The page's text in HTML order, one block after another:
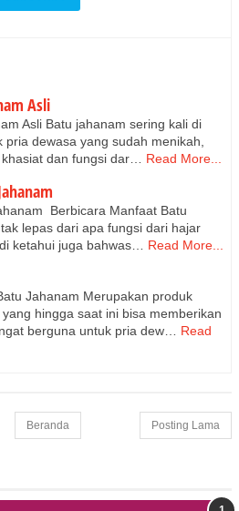
Asli
Asli Batu jahanam sering kali di
pria dewasa yang sudah menikah,
dan fungsi dar…
Read More...
Berbicara Manfaat Batu
lepas dari apa fungsi dari hajar
ketahui juga bahwas…
Read More...
Jahanam Merupakan produk
hingga saat ini bisa memberikan
berguna untuk pria dew…
Read
Posting Lama
Beranda